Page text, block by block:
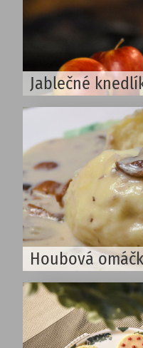
Jablečné
Houbová